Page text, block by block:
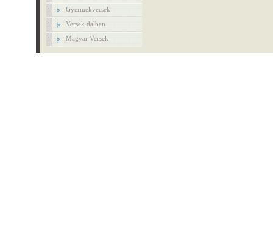
Gyermekversek
Versek dalban
Magyar Versek